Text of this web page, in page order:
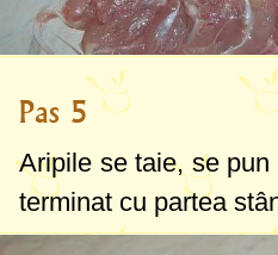
Pas 5
Aripile se taie, se
terminat cu partea